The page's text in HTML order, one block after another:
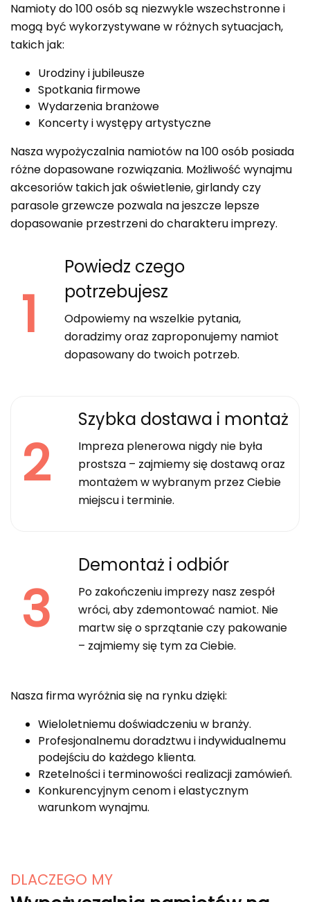
Namioty do 100 osób są niezwykle wszechstronne i
mogą być wykorzystywane w różnych sytuacjach,
takich jak:
Urodziny i jubileusze
Spotkania firmowe
Wydarzenia branżowe
Koncerty i występy artystyczne
Nasza wypożyczalnia namiotów na 100 osób posiada
różne dopasowane rozwiązania. Możliwość wynajmu
akcesoriów takich jak oświetlenie, girlandy czy
parasole grzewcze pozwala na jeszcze lepsze
dopasowanie przestrzeni do charakteru imprezy.
1
Powiedz czego
potrzebujesz
Odpowiemy na wszelkie pytania,
doradzimy oraz zaproponujemy namiot
dopasowany do twoich potrzeb.
2
Szybka dostawa i montaż
Impreza plenerowa nigdy nie była
prostsza – zajmiemy się dostawą oraz
montażem w wybranym przez Ciebie
miejscu i terminie.
3
Demontaż i odbiór
Po zakończeniu imprezy nasz zespół
wróci, aby zdemontować namiot. Nie
martw się o sprzątanie czy pakowanie
– zajmiemy się tym za Ciebie.
Nasza firma wyróżnia się na rynku dzięki:
Wieloletniemu doświadczeniu w branży.
Profesjonalnemu doradztwu i indywidualnemu
podejściu do każdego klienta.
Rzetelności i terminowości realizacji zamówień.
Konkurencyjnym cenom i elastycznym
warunkom wynajmu.
DLACZEGO MY